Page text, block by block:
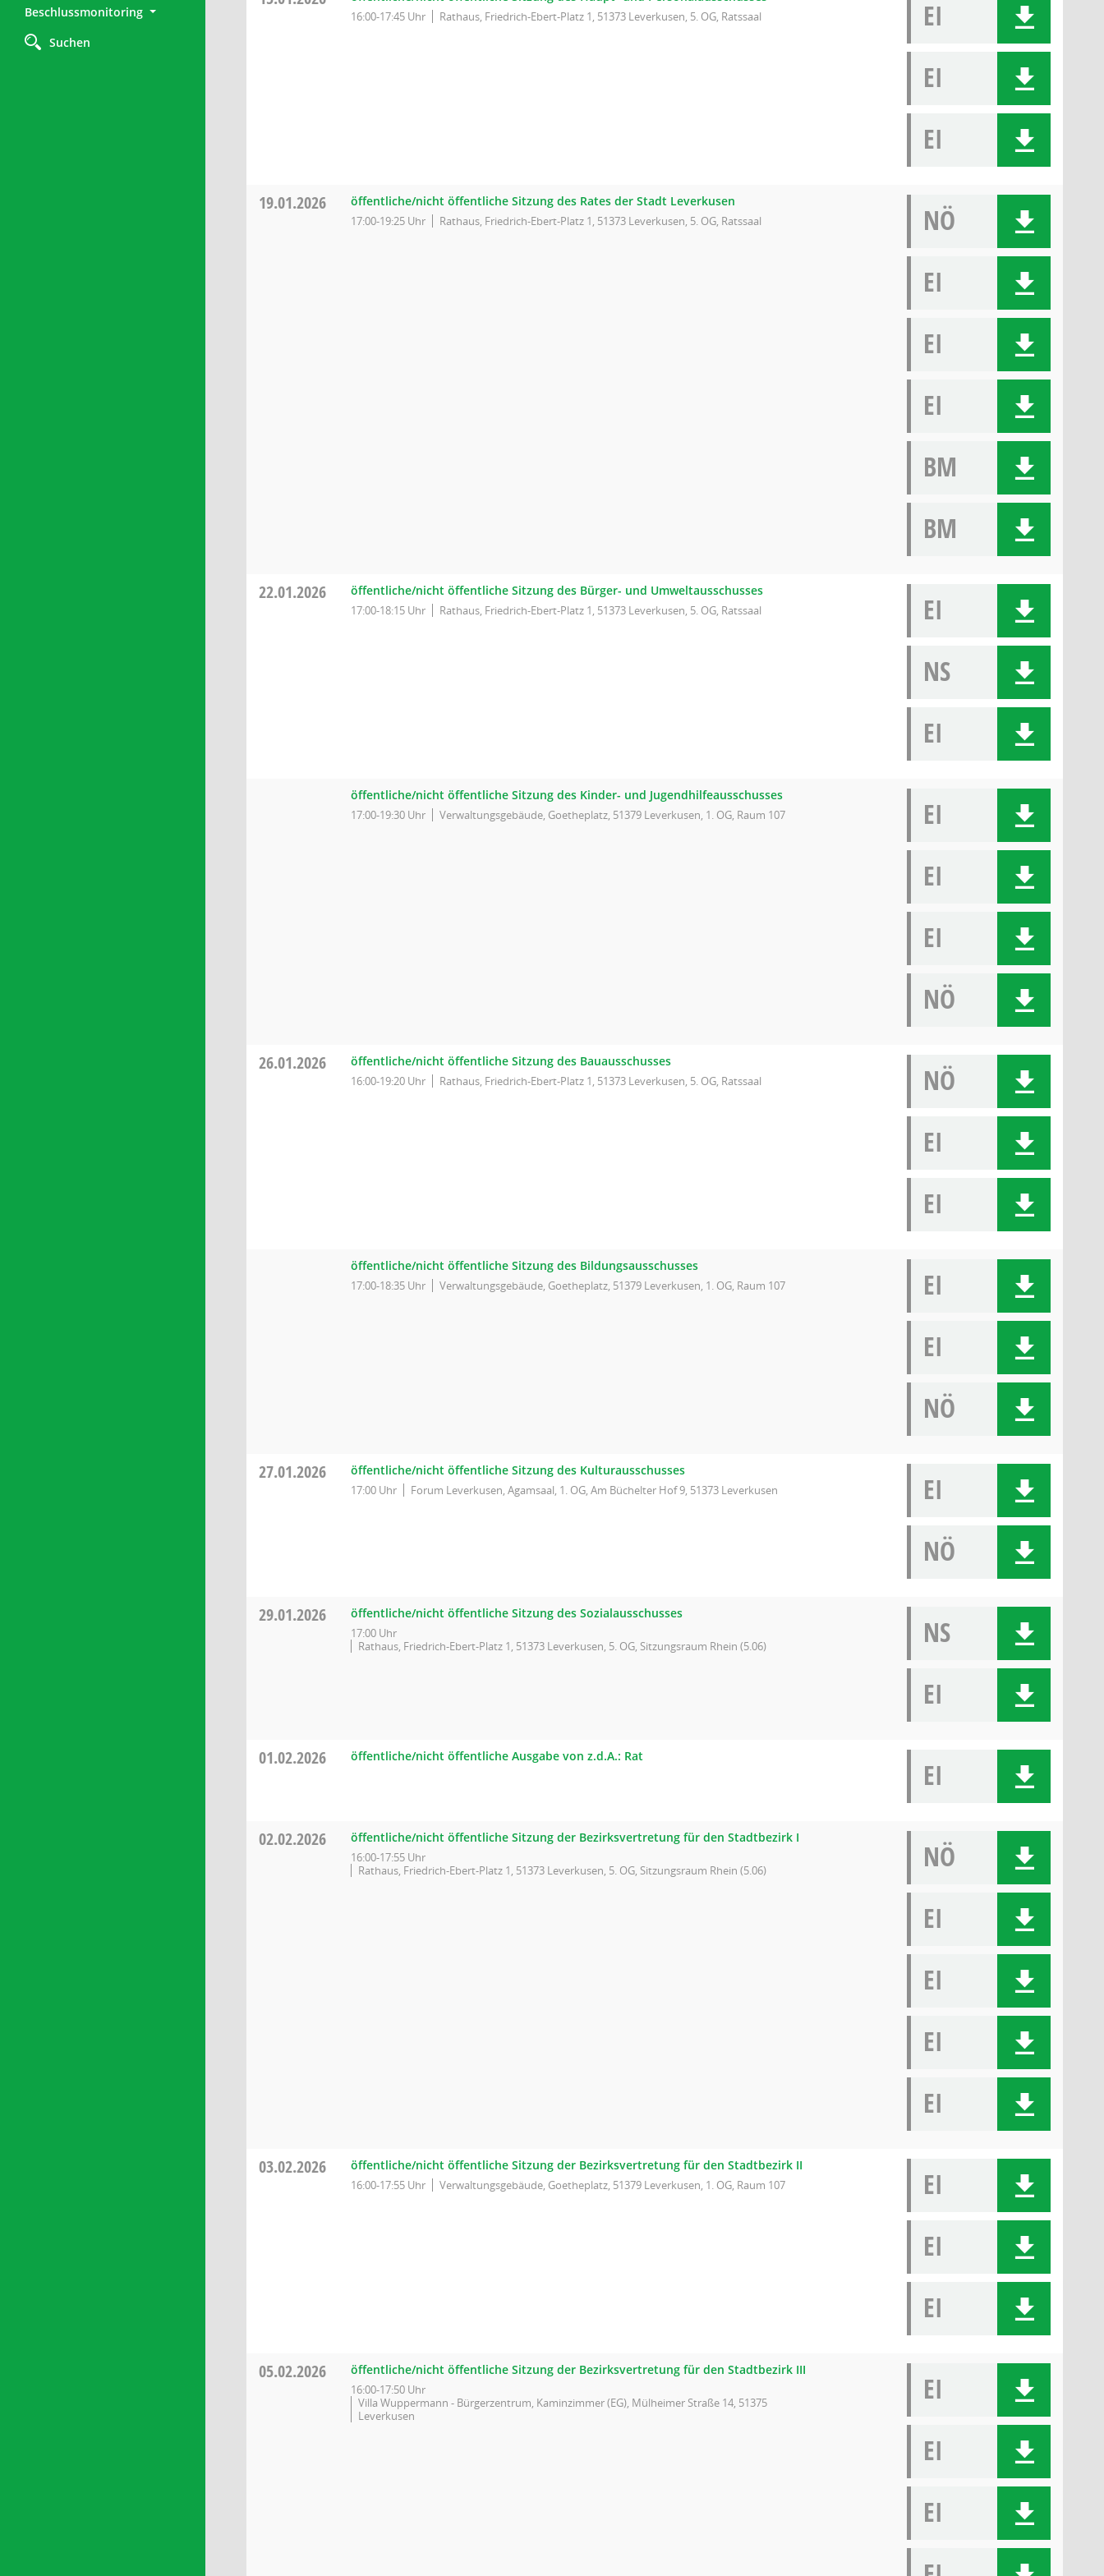
Beschlussmonitoring
Suchen
16:00-17:45 Uhr Rathaus, Friedrich-Ebert-Platz 1, 51373 Leverkusen, 5. OG, Ratssaal
EI
EI
EI
19.01.2026 öffentliche/nicht öffentliche Sitzung des Rates der Stadt Leverkusen
17:00-19:25 Uhr Rathaus, Friedrich-Ebert-Platz 1, 51373 Leverkusen, 5. OG, Ratssaal
NÖ
EI
EI
EI
BM
BM
22.01.2026 öffentliche/nicht öffentliche Sitzung des Bürger- und Umweltausschusses
17:00-18:15 Uhr Rathaus, Friedrich-Ebert-Platz 1, 51373 Leverkusen, 5. OG, Ratssaal
EI
NS
EI
öffentliche/nicht öffentliche Sitzung des Kinder- und Jugendhilfeausschusses
17:00-19:30 Uhr Verwaltungsgebäude, Goetheplatz, 51379 Leverkusen, 1. OG, Raum 107
EI
EI
EI
NÖ
26.01.2026 öffentliche/nicht öffentliche Sitzung des Bauausschusses
16:00-19:20 Uhr Rathaus, Friedrich-Ebert-Platz 1, 51373 Leverkusen, 5. OG, Ratssaal
NÖ
EI
EI
öffentliche/nicht öffentliche Sitzung des Bildungsausschusses
17:00-18:35 Uhr Verwaltungsgebäude, Goetheplatz, 51379 Leverkusen, 1. OG, Raum 107
EI
EI
NÖ
27.01.2026 öffentliche/nicht öffentliche Sitzung des Kulturausschusses
17:00 Uhr Forum Leverkusen, Agamsaal, 1. OG, Am Büchelter Hof 9, 51373 Leverkusen
EI
NÖ
29.01.2026 öffentliche/nicht öffentliche Sitzung des Sozialausschusses
17:00 Uhr
Rathaus, Friedrich-Ebert-Platz 1, 51373 Leverkusen, 5. OG, Sitzungsraum Rhein (5.06)
NS
EI
01.02.2026 öffentliche/nicht öffentliche Ausgabe von z.d.A.: Rat
EI
02.02.2026 öffentliche/nicht öffentliche Sitzung der Bezirksvertretung für den Stadtbezirk I
16:00-17:55 Uhr
Rathaus, Friedrich-Ebert-Platz 1, 51373 Leverkusen, 5. OG, Sitzungsraum Rhein (5.06)
NÖ
EI
EI
EI
EI
03.02.2026 öffentliche/nicht öffentliche Sitzung der Bezirksvertretung für den Stadtbezirk II
16:00-17:55 Uhr Verwaltungsgebäude, Goetheplatz, 51379 Leverkusen, 1. OG, Raum 107
EI
EI
EI
05.02.2026 öffentliche/nicht öffentliche Sitzung der Bezirksvertretung für den Stadtbezirk III
16:00-17:50 Uhr
Villa Wuppermann - Bürgerzentrum, Kaminzimmer (EG), Mülheimer Straße 14, 51375
Leverkusen
EI
EI
EI